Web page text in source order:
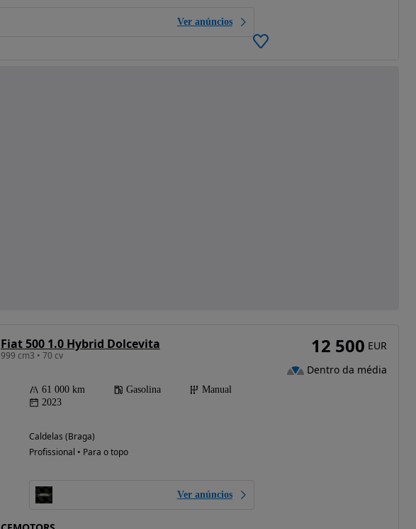
Ver anúncios
Fiat 500 1.0 Hybrid Dolcevita
999 cm3 • 70 cv
61 000 km Gasolina
Manual
2023
Caldelas (Braga)
Profissional • Para o topo
Ver anúncios
12 500 EUR
Dentro da média